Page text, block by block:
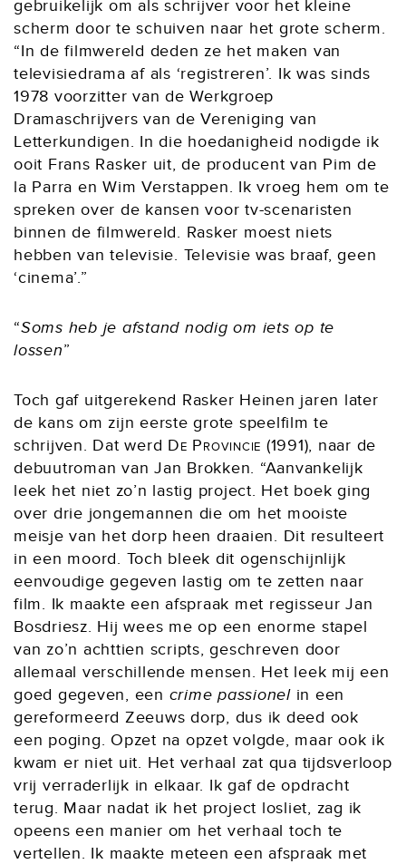
gebruikelijk om als schrijver voor het kleine
scherm door te schuiven naar het grote scherm.
“In de filmwereld deden ze het maken van
televisiedrama af als ‘registreren’. Ik was sinds
1978 voorzitter van de Werkgroep
Dramaschrijvers van de Vereniging van
Letterkundigen. In die hoedanigheid nodigde ik
ooit Frans Rasker uit, de producent van Pim de
la Parra en Wim Verstappen. Ik vroeg hem om te
spreken over de kansen voor tv-scenaristen
binnen de filmwereld. Rasker moest niets
hebben van televisie. Televisie was braaf, geen
‘cinema’.”
Soms heb je afstand nodig om iets op te
lossen
Toch gaf uitgerekend Rasker Heinen jaren later
de kans om zijn eerste grote speelfilm te
schrijven. Dat werd De Provincie (1991), naar de
debuutroman van Jan Brokken. “Aanvankelijk
leek het niet zo’n lastig project. Het boek ging
over drie jongemannen die om het mooiste
meisje van het dorp heen draaien. Dit resulteert
in een moord. Toch bleek dit ogenschijnlijk
eenvoudige gegeven lastig om te zetten naar
film. Ik maakte een afspraak met regisseur Jan
Bosdriesz. Hij wees me op een enorme stapel
van zo’n achttien scripts, geschreven door
allemaal verschillende mensen. Het leek mij een
goed gegeven, een crime passionelin een
gereformeerd Zeeuws dorp, dus ik deed ook
een poging. Opzet na opzet volgde, maar ook ik
kwam er niet uit. Het verhaal zat qua tijdsverloop
vrij verraderlijk in elkaar. Ik gaf de opdracht
terug. Maar nadat ik het project losliet, zag ik
opeens een manier om het verhaal toch te
vertellen. Ik maakte meteen een afspraak met